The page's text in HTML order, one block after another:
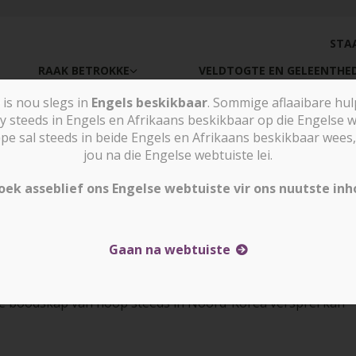
RAAK BETROKKE VELDTOGTE EN
boodskap van hoop steeds in Noord-Korea versprei kan
nou slegs in Engels beskikbaar. Sommige aflaaibare
steeds in Engels en Afrikaans beskikbaar op die Engelse
sal steeds in beide Engels en Afrikaans beskikbaar
jou na die Engelse webtuiste lei.
asseblief ons Engelse webtuiste vir ons nuutste
Gaan na webtuiste